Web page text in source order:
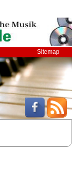
Sitemap